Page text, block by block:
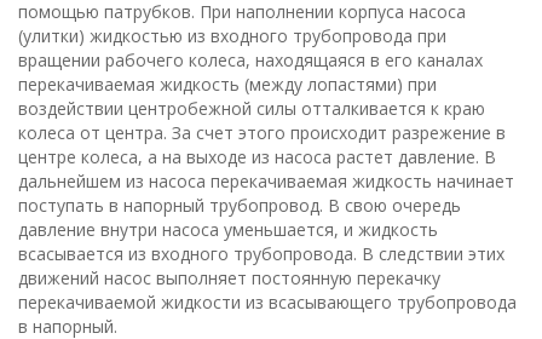
помощью патрубков. При наполнении корпуса насоса
(улитки) жидкостью из входного трубопровода при
вращении рабочего колеса, находящаяся в его каналах
перекачиваемая жидкость (между лопастями) при
воздействии центробежной силы отталкивается к краю
колеса от центра. За счет этого происходит разрежение в
центре колеса, а на выходе из насоса растет давление. В
дальнейшем из насоса перекачиваемая жидкость начинает
поступать в напорный трубопровод. В свою очередь
давление внутри насоса уменьшается, и жидкость
всасывается из входного трубопровода. В следствии этих
движений насос выполняет постоянную перекачку
перекачиваемой жидкости из всасывающего трубопровода
в напорный.